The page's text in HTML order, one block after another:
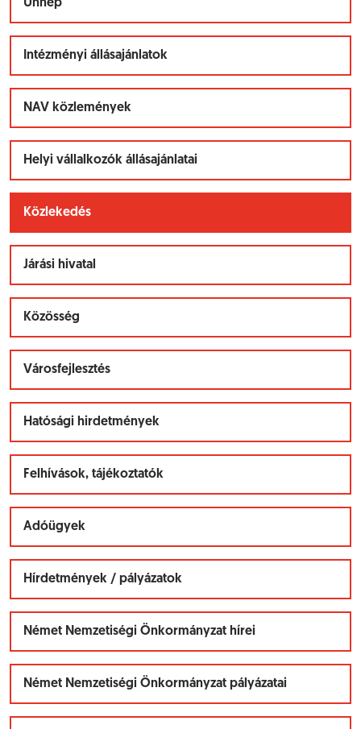
Ünnep
Intézményi állásajánlatok
NAV közlemények
Helyi vállalkozók állásajánlatai
Közlekedés
Járási hivatal
Közösség
Városfejlesztés
Hatósági hirdetmények
Felhívások, tájékoztatók
Adóügyek
Hírdetmények / pályázatok
Német Nemzetiségi Önkormányzat hírei
Német Nemzetiségi Önkormányzat pályázatai